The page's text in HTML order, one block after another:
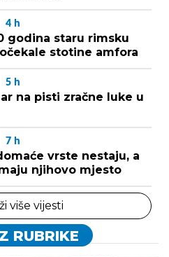
4 h
godina staru rimsku
stotine amfora
5 h
na pisti zračne luke u
7 h
vrste nestaju, a
njihovo mjesto
više vijesti
RUBRIKE